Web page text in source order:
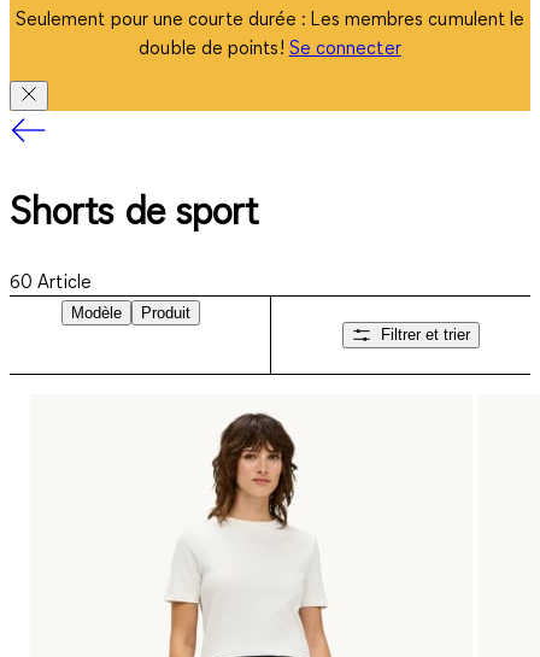
Seulement pour une courte durée : Les membres cumulent le
double de points! Se connecter
Shorts de sport
60 Article
Modèle
Produit
Filtrer et trier